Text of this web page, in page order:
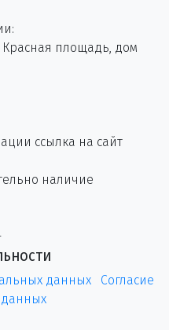
Красная площадь, дом
ссылка на сайт
наличие
данных
Согласие
данных